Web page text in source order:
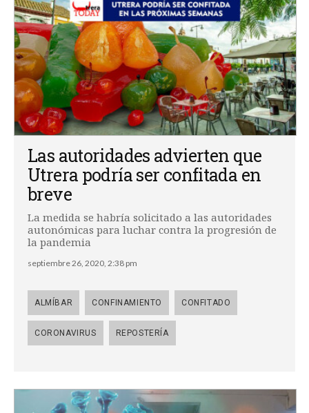
Las autoridades advierten que
Utrera podría ser confitada en
breve
La medida se habría solicitado a las autoridades
autonómicas para luchar contra la progresión de
la pandemia
septiembre 26, 2020, 2:38 pm
ALMÍBAR CONFINAMIENTO CONFITADO
CORONAVIRUS REPOSTERÍA